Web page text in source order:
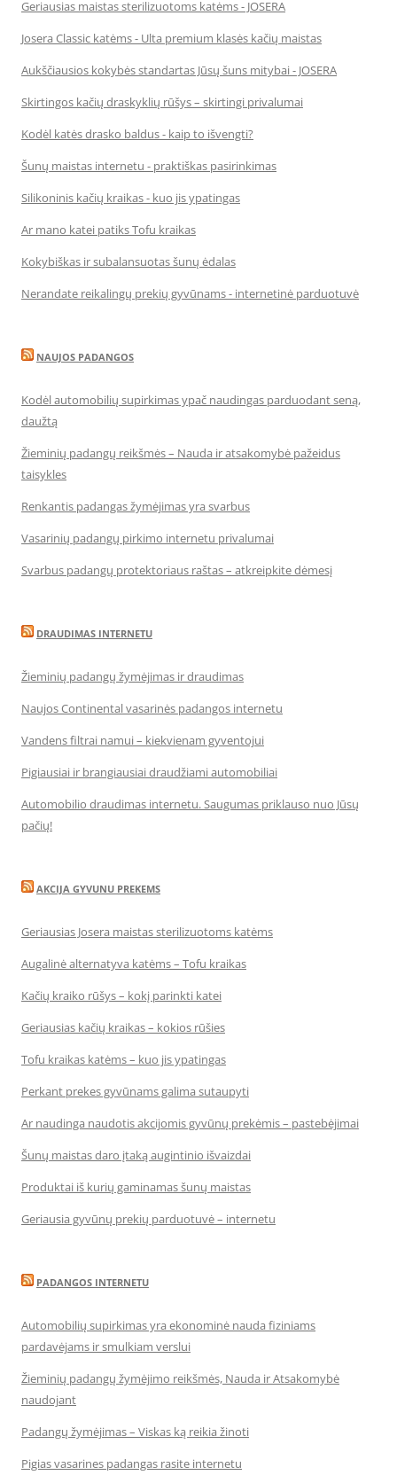
Geriausias maistas sterilizuotoms katėms - JOSERA
Josera Classic katėms - Ulta premium klasės kačių maistas
Aukščiausios kokybės standartas Jūsų šuns mitybai - JOSERA
Skirtingos kačių draskyklių rūšys – skirtingi privalumai
Kodėl katės drasko baldus - kaip to išvengti?
Šunų maistas internetu - praktiškas pasirinkimas
Silikoninis kačių kraikas - kuo jis ypatingas
Ar mano katei patiks Tofu kraikas
Kokybiškas ir subalansuotas šunų ėdalas
Nerandate reikalingų prekių gyvūnams - internetinė parduotuvė
NAUJOS PADANGOS
Kodėl automobilių supirkimas ypač naudingas parduodant seną,
daužtą
Žieminių padangų reikšmės – Nauda ir atsakomybė pažeidus
taisykles
Renkantis padangas žymėjimas yra svarbus
Vasarinių padangų pirkimo internetu privalumai
Svarbus padangų protektoriaus raštas – atkreipkite dėmesį
DRAUDIMAS INTERNETU
Žieminių padangų žymėjimas ir draudimas
Naujos Continental vasarinės padangos internetu
Vandens filtrai namui – kiekvienam gyventojui
Pigiausiai ir brangiausiai draudžiami automobiliai
Automobilio draudimas internetu. Saugumas priklauso nuo Jūsų
pačių!
AKCIJA GYVUNU PREKEMS
Geriausias Josera maistas sterilizuotoms katėms
Augalinė alternatyva katėms – Tofu kraikas
Kačių kraiko rūšys – kokį parinkti katei
Geriausias kačių kraikas – kokios rūšies
Tofu kraikas katėms – kuo jis ypatingas
Perkant prekes gyvūnams galima sutaupyti
Ar naudinga naudotis akcijomis gyvūnų prekėmis – pastebėjimai
Šunų maistas daro įtaką augintinio išvaizdai
Produktai iš kurių gaminamas šunų maistas
Geriausia gyvūnų prekių parduotuvė – internetu
PADANGOS INTERNETU
Automobilių supirkimas yra ekonominė nauda fiziniams
pardavėjams ir smulkiam verslui
Žieminių padangų žymėjimo reikšmės, Nauda ir Atsakomybė
naudojant
Padangų žymėjimas – Viskas ką reikia žinoti
Pigias vasarines padangas rasite internetu